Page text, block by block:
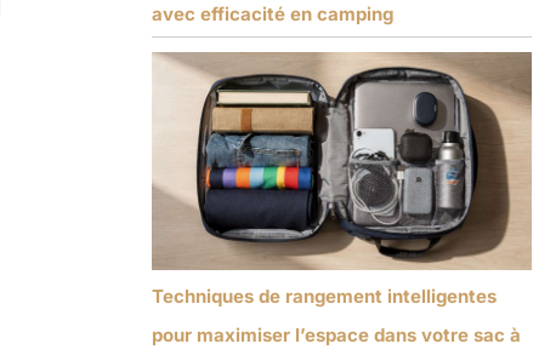
avec efficacité en camping
Techniques de rangement intelligentes
pour maximiser l’espace dans votre sac à